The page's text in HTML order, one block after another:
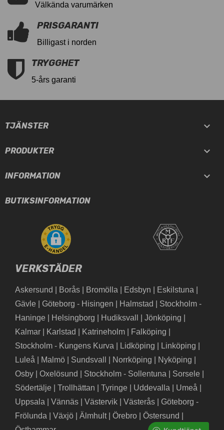
Välkända varumärken
PRISGARANTI
Billigast i norden
TRYGGHET
5-års garanti
TJÄNSTER 
PRODUKTER 
INFORMATION 
BUTIKSINFORMATION
VERKSTÄDER
Askersund Borås Bromölla Edsbyn Eskilstuna
Gävle
Göteborg - Hisingen Halmstad
Stockholm -
Haninge
Helsingborg Hudiksvall Jönköping
Kalmar
Karlstad Katrineholm Falköping
Stockholm - Kungens Kurva
Lidköping Linköping
Luleå
Malmö Sundsvall Norrköping Nyköping
Osby
Oxelösund Stockholm - Sollentuna Sorsele
Södertälje
Trollhättan Tyringe Uddevalla Umeå
Uppsala
Vännäs Västervik Västerås
Göteborg -
Frölunda
Växjö Älmhult Örebro Östersund